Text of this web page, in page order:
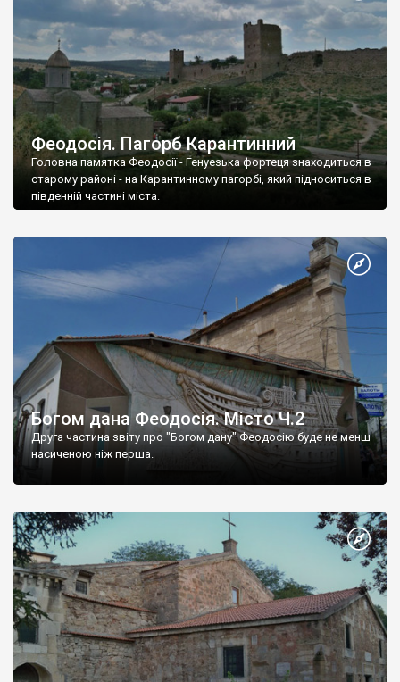
Феодосія. Пагорб Карантинний
Головна памятка Феодосії - Генуезька фортеця знаходиться в
старому районі - на Карантинному пагорбі, який підноситься в
південній частині міста.
Богом дана Феодосія. Місто Ч.2
Друга частина звіту про "Богом дану" Феодосію буде не менш
насиченою ніж перша.